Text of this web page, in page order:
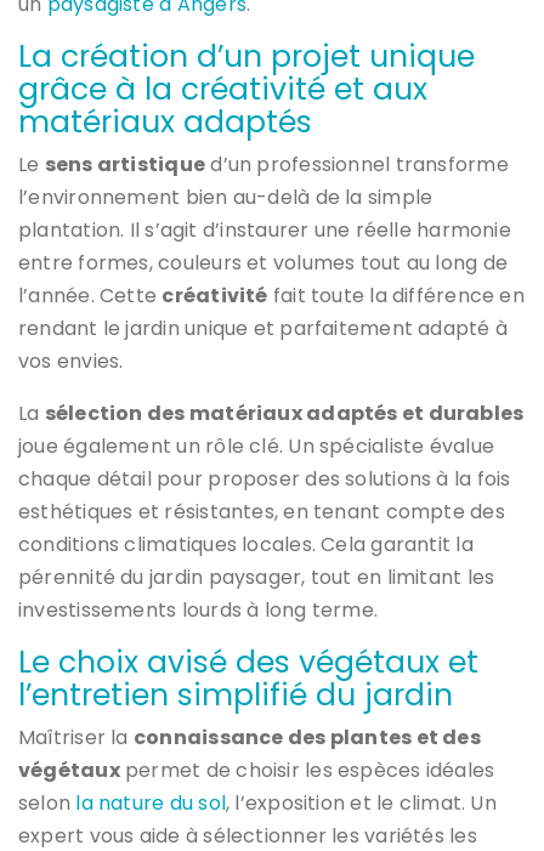
La création d’un projet unique
grâce à la créativité et aux
matériaux adaptés
Le sens artistiqued’un professionnel transforme
l’environnement bien au-delà de la simple
plantation. Il s’agit d’instaurer une réelle harmonie
entre formes, couleurs et volumes tout au long de
l’année. Cette créativité fait toute la différence en
rendant le jardin unique et parfaitement adapté à
vos envies.
La sélection des matériaux adaptés et durables
joue également un rôle clé. Un spécialiste évalue
chaque détail pour proposer des solutions à la fois
esthétiques et résistantes, en tenant compte des
conditions climatiques locales. Cela garantit la
pérennité du jardin paysager, tout en limitant les
investissements lourds à long terme.
Le choix avisé des végétaux et
l’entretien simplifié du jardin
Maîtriser la connaissance des plantes et des
végétauxpermet de choisir les espèces idéales
selon la nature du sol, l’exposition et le climat. Un
expert vous aide à sélectionner les variétés les